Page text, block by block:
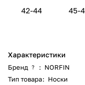
42-44 45-
Характеристики
Бренд ? : NORFIN
Тип товара: Носки